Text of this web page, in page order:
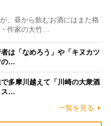
、昼から飲むお酒にはまた格
作家の大竹…
は「なめろう」や「キヌカツ
の…
多摩川越えて「川崎の大衆酒
ス…
一覧を見る